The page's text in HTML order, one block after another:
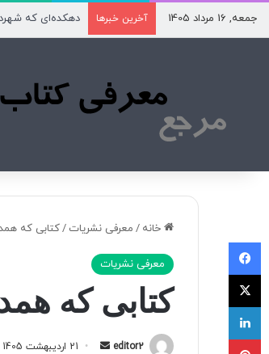
جمعه, 16 مرداد 1405 آخرین خبرها دهکده‌ای که
خانه / معرفی نشریات /کتابی که
معرفی نشریات
کتابی که
editor2 21 اردیبهشت 1405